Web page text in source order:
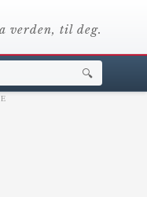
verden, til deg.
🔍